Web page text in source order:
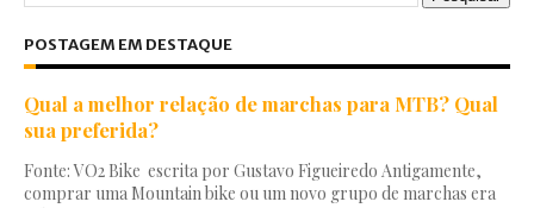
POSTAGEM EM DESTAQUE
Qual a melhor relação de marchas para MTB? Qual
sua preferida?
Fonte: VO2 Bike escrita por Gustavo Figueiredo Antigamente,
comprar uma Mountain bike ou um novo grupo de marchas era